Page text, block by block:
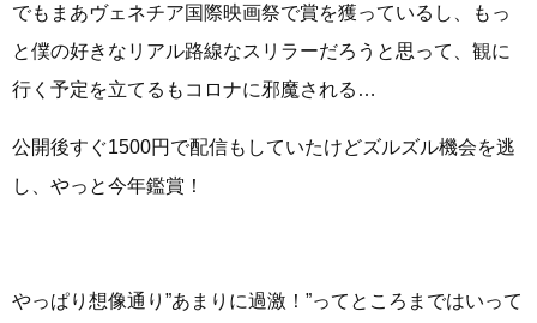
でもまあヴェネチア国際映画祭で賞を獲っているし、もっ
と僕の好きなリアル路線なスリラーだろうと思って、観に
行く予定を立てるもコロナに邪魔される…
公開後すぐ1500円で配信もしていたけどズルズル機会を逃
し、やっと今年鑑賞！
やっぱり想像通り”あまりに過激！”ってところまではいって